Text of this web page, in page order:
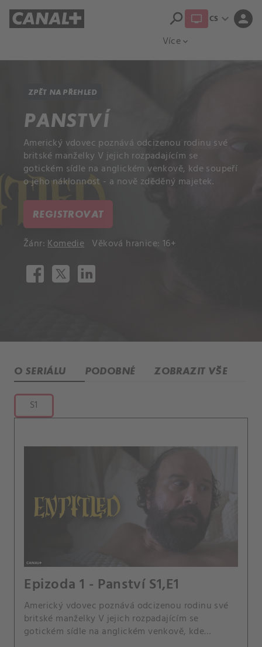
Více expand_more
search CS expand_more person
ZPĚT NA PŘEHLED
PANSTVÍ
Americký vdovec poznává odcizenou rodinu své
britské manželky V jejich rozpadajícím se
gotickém sídle na anglickém venkově, kde soupeří
o jeho náklonnost - a nově zděděný majetek.
REGISTROVAT
Žánr:Komedie Věková hranice: 16+
O SERIÁLU PODOBNÉ ZOBRAZIT VŠE
S1
Epizoda 1 - Panství S1,E1
Americký vdovec poznává odcizenou rodinu své
britské manželky V jejich rozpadajícím se
gotickém sídle na anglickém venkově, kde